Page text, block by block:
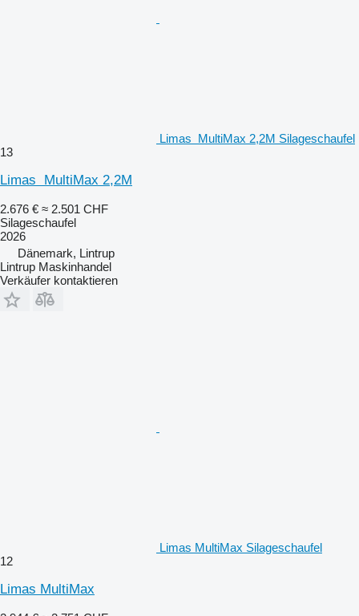
Limas MultiMax 2,2M Silageschaufel
13
Limas MultiMax 2,2M
2.676 € ≈ 2.501 CHF
Silageschaufel
2026
Dänemark, Lintrup
Lintrup Maskinhandel
Verkäufer kontaktieren
Limas MultiMax Silageschaufel
12
Limas MultiMax